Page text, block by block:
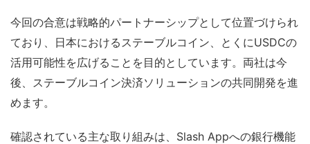
今回の合意は戦略的パートナーシップとして位置づけられ
ており、日本におけるステーブルコイン、とくにUSDCの
活用可能性を広げることを目的としています。両社は今
後、ステーブルコイン決済ソリューションの共同開発を進
めます。
確認されている主な取り組みは、Slash Appへの銀行機能